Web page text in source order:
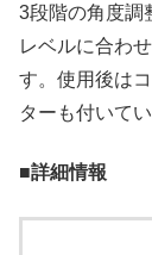
3段階の角度調
レベルに合わ
す。使用後は
ターも付いて
■詳細情報